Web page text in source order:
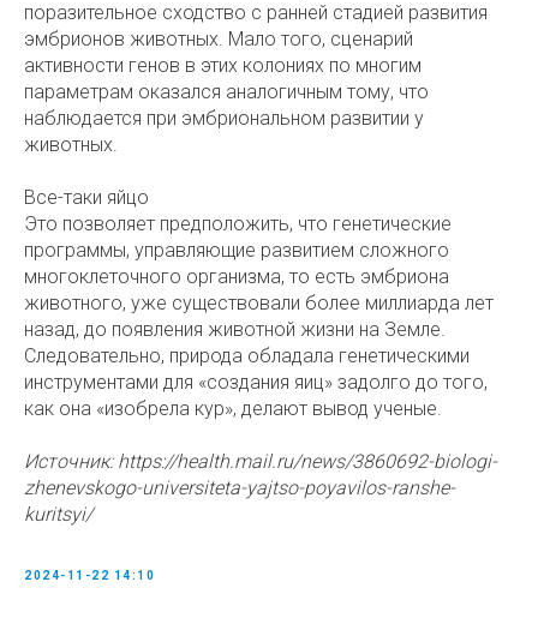
поразительное сходство с ранней стадией развития
эмбрионов животных. Мало того, сценарий
активности генов в этих колониях по многим
параметрам оказался аналогичным тому, что
наблюдается при эмбриональном развитии у
животных.
Все-таки яйцо
Это позволяет предположить, что генетические
программы, управляющие развитием сложного
многоклеточного организма, то есть эмбриона
животного, уже существовали более миллиарда лет
назад, до появления животной жизни на Земле.
Следовательно, природа обладала генетическими
инструментами для «создания яиц» задолго до того,
как она «изобрела кур», делают вывод ученые.
Источник: https://health.mail.ru/news/3860692-biologi-
zhenevskogo-universiteta-yajtso-poyavilos-ranshe-
kuritsyi/
2024-11-22 14:10